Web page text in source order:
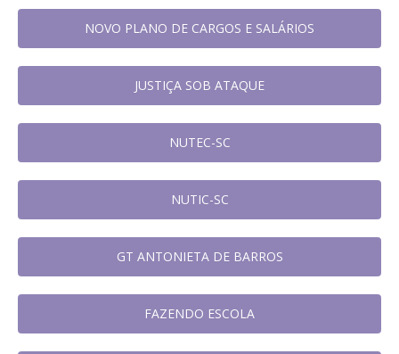
NOVO PLANO DE CARGOS E SALÁRIOS
JUSTIÇA SOB ATAQUE
NUTEC-SC
NUTIC-SC
GT ANTONIETA DE BARROS
FAZENDO ESCOLA